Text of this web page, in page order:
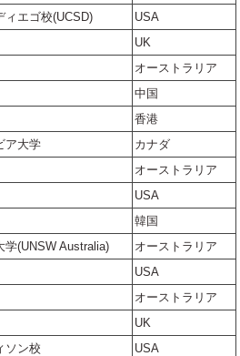
ィエゴ校(UCSD)
USA
UK
オーストラリア
中国
香港
ア大学
カナダ
オーストラリア
USA
韓国
学(UNSW Australia)
オーストラリア
USA
オーストラリア
UK
ソン校
USA